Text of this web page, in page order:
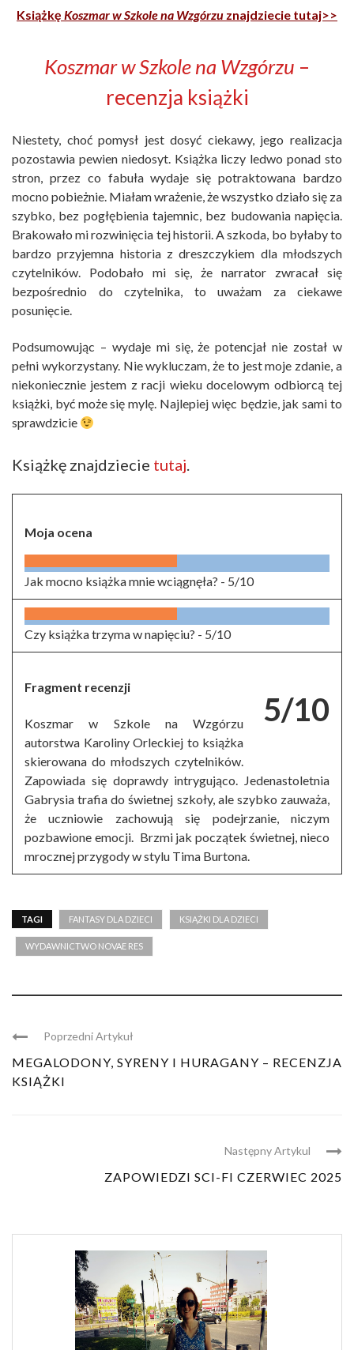
Książkę Koszmar w Szkole na Wzgórzu znajdziecie tutaj>>
Koszmar w Szkole na Wzgórzu –
recenzja książki
Niestety, choć pomysł jest dosyć ciekawy, jego realizacja
pozostawia pewien niedosyt. Książka liczy ledwo ponad sto
stron, przez co fabuła wydaje się potraktowana bardzo
mocno pobieżnie. Miałam wrażenie, że wszystko działo się za
szybko, bez pogłębienia tajemnic, bez budowania napięcia.
Brakowało mi rozwinięcia tej historii. A szkoda, bo byłaby to
bardzo przyjemna historia z dreszczykiem dla młodszych
czytelników. Podobało mi się, że narrator zwracał się
bezpośrednio do czytelnika, to uważam za ciekawe
posunięcie.
Podsumowując – wydaje mi się, że potencjał nie został w
pełni wykorzystany. Nie wykluczam, że to jest moje zdanie, a
niekoniecznie jestem z racji wieku docelowym odbiorcą tej
książki, być może się mylę. Najlepiej więc będzie, jak sami to
sprawdzicie
Książkę znajdziecie tutaj.
Moja ocena
Jak mocno książka mnie wciągnęła? - 5/10
Czy książka trzyma w napięciu? - 5/10
5/10
Fragment recenzji
Koszmar w Szkole na Wzgórzu
autorstwa Karoliny Orleckiej to książka
skierowana do młodszych czytelników.
Zapowiada się doprawdy intrygująco. Jedenastoletnia
Gabrysia trafia do świetnej szkoły, ale szybko zauważa,
że uczniowie zachowują się podejrzanie, niczym
pozbawione emocji. Brzmi jak początek świetnej, nieco
mrocznej przygody w stylu Tima Burtona.
TAGI FANTASY DLA DZIECI KSIĄŻKI DLA DZIECI
WYDAWNICTWO NOVAE RES
Poprzedni Artykuł
MEGALODONY, SYRENY I HURAGANY – RECENZJA
KSIĄŻKI
Następny Artykul
ZAPOWIEDZI SCI-FI CZERWIEC 2025